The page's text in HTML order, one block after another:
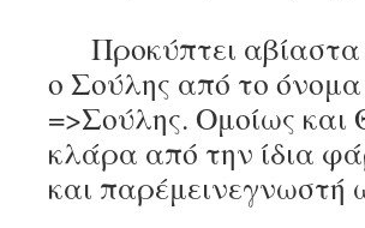
Προκύπτει αβίαστα
ο Σούλης από το
=>Σούλης. Ομοίως
κλάρα από την ίδια
και